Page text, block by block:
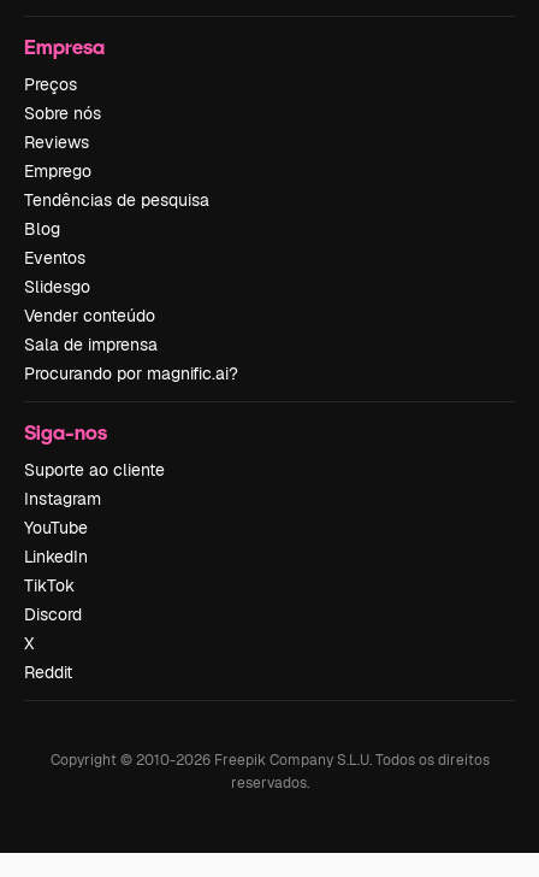
Empresa
Preços
Sobre nós
Reviews
Emprego
Tendências de pesquisa
Blog
Eventos
Slidesgo
Vender conteúdo
Sala de imprensa
Procurando por magnific.ai?
Siga-nos
Suporte ao cliente
Instagram
YouTube
LinkedIn
TikTok
Discord
X
Reddit
Copyright © 2010-2026Freepik Company S.L.U. Todos os direitos
reservados.